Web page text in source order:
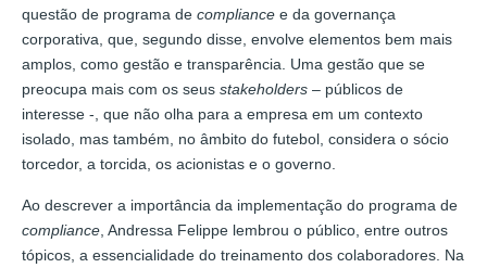
questão de programa de compliance e da governança
corporativa, que, segundo disse, envolve elementos bem mais
amplos, como gestão e transparência. Uma gestão que se
preocupa mais com os seus stakeholders – públicos de
interesse -, que não olha para a empresa em um contexto
isolado, mas também, no âmbito do futebol, considera o sócio
torcedor, a torcida, os acionistas e o governo.
Ao descrever a importância da implementação do programa de
compliance , Andressa Felippe lembrou o público, entre outros
tópicos, a essencialidade do treinamento dos colaboradores. Na